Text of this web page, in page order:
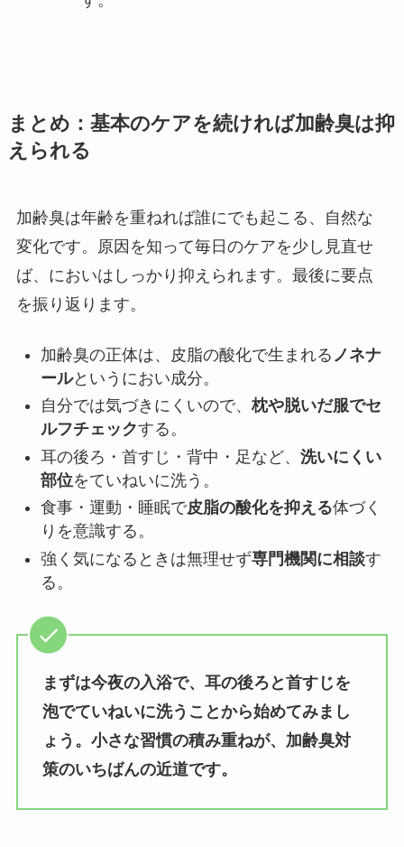
まとめ：基本のケアを続ければ加齢臭は抑
えられる
加齢臭は年齢を重ねれば誰にでも起こる、自然な
変化です。原因を知って毎日のケアを少し見直せ
ば、においはしっかり抑えられます。最後に要点
を振り返ります。
加齢臭の正体は、皮脂の酸化で生まれる ノネナ
ールというにおい成分。
自分では気づきにくいので、 枕や脱いだ服でセ
ルフチェックする。
耳の後ろ・首すじ・背中・足など、 洗いにくい
部位をていねいに洗う。
食事・運動・睡眠で皮脂の酸化を抑える体づく
りを意識する。
強く気になるときは無理せず専門機関に相談す
る。
まずは今夜の入浴で、耳の後ろと首すじを
泡でていねいに洗うことから始めてみまし
ょう。小さな習慣の積み重ねが、加齢臭対
策のいちばんの近道です。